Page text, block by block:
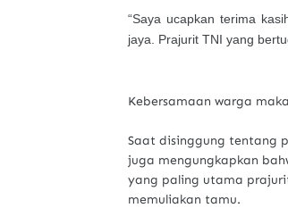
“Saya ucapkan terima
jaya. Prajurit TNI yang
Kebersamaan warga
Saat disinggung tentang
juga mengungkapkan
yang paling utama
memuliakan tamu.